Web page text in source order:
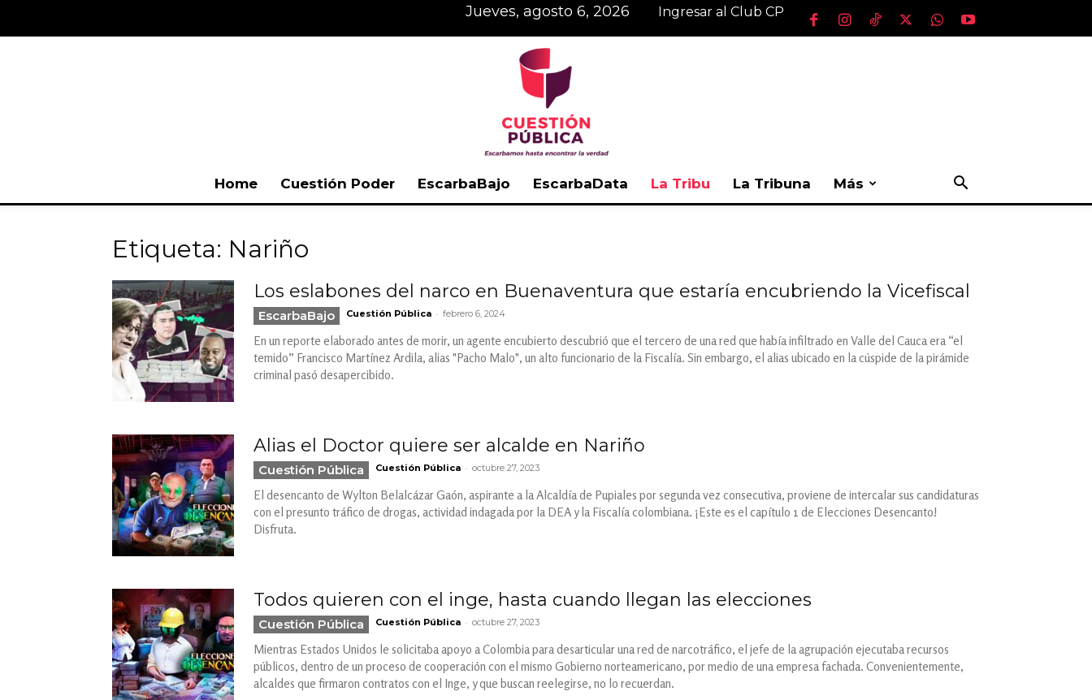
jueves, agosto 6, 2026 Ingresar al Club CP
Home Cuestión Poder EscarbaBajo EscarbaData La Tribu La Tribuna Más
Etiqueta: Nariño
Los eslabones del narco en Buenaventura que estaría encubriendo la Vicefiscal
EscarbaBajo Cuestión Pública - febrero 6, 2024
En un reporte elaborado antes de morir, un agente encubierto descubrió que el tercero de una red que había infiltrado en Valle del Cauca era “el
temido” Francisco Martínez Ardila, alias "Pacho Malo", un alto funcionario de la Fiscalía. Sin embargo, el alias ubicado en la cúspide de la pirámide
criminal pasó desapercibido.
Alias el Doctor quiere ser alcalde en Nariño
Cuestión Pública Cuestión Pública - octubre 27, 2023
El desencanto de Wylton Belalcázar Gaón, aspirante a la Alcaldía de Pupiales por segunda vez consecutiva, proviene de intercalar sus candidaturas
con el presunto tráfico de drogas, actividad indagada por la DEA y la Fiscalía colombiana. ¡Este es el capítulo 1 de Elecciones Desencanto!
Disfruta.
Todos quieren con el inge, hasta cuando llegan las elecciones
Cuestión Pública Cuestión Pública - octubre 27, 2023
Mientras Estados Unidos le solicitaba apoyo a Colombia para desarticular una red de narcotráfico, el jefe de la agrupación ejecutaba recursos
públicos, dentro de un proceso de cooperación con el mismo Gobierno norteamericano, por medio de una empresa fachada. Convenientemente,
alcaldes que firmaron contratos con el Inge, y que buscan reelegirse, no lo recuerdan.